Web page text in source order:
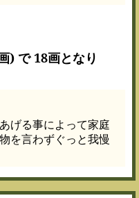
) で 18画となり
げる事によって家庭
を言わずぐっと我慢